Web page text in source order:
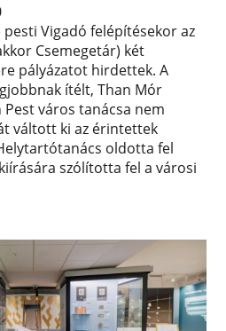
pesti Vigadó felépítésekor az
Csemegetár) két
pályázatot hirdettek. A
ítélt, Than Mór
város tanácsa nem
váltott ki az érintettek
oldotta fel
szólította fel a városi